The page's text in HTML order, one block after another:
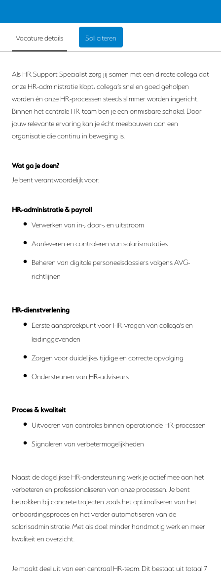
Vacature details Solliciteren
Als HR Support Specialist zorg jij samen met een directe collega dat
onze HR-administratie klopt, collega’s snel en goed geholpen
worden én onze HR-processen steeds slimmer worden ingericht.
Binnen het centrale HR-team ben je een onmisbare schakel. Door
jouw relevante ervaring kan je écht meebouwen aan een
organisatie die continu in beweging is.
Wat ga je doen?
Je bent verantwoordelijk voor:
HR-administratie & payroll
Verwerken van in-, door-, en uitstroom
Aanleveren en controleren van salarismutaties
Beheren van digitale personeelsdossiers volgens AVG-
richtlijnen
HR-dienstverlening
Eerste aanspreekpunt voor HR-vragen van collega's en
leidinggevenden
Zorgen voor duidelijke, tijdige en correcte opvolging
Ondersteunen van HR-adviseurs
Proces & kwaliteit
Uitvoeren van controles binnen operationele HR-processen
Signaleren van verbetermogelijkheden
Naast de dagelijkse HR-ondersteuning werk je actief mee aan het
verbeteren en professionaliseren van onze processen. Je bent
betrokken bij concrete trajecten zoals het optimaliseren van het
onboardingsproces en het verder automatiseren van de
salarisadministratie. Met als doel: minder handmatig werk en meer
kwaliteit en overzicht.
Je maakt deel uit van een centraal HR-team. Dit bestaat uit totaal 7